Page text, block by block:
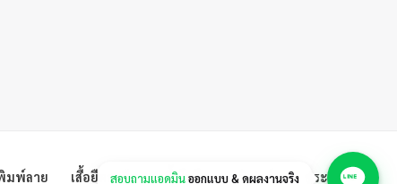
มพ์ลาย เสื้อยืดสกรีน เสื้อโปโล ยูนิฟอร์ม กระเป๋า
สอบถามแอดมินออกแบบ & ดูผลงานจริง